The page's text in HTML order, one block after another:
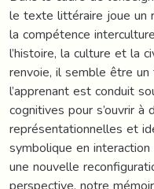
le texte littéraire joue un
la compétence
l’histoire, la culture et la
renvoie, il semble être
l’apprenant est conduit
cognitives pour s’ouvrir
représentationnelles et
symbolique en interaction
une nouvelle